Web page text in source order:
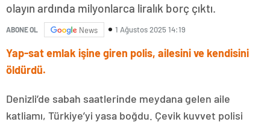
olayın ardında milyonlarca liralık borç çıktı.
ABONE OL News 1 Ağustos 2025 14:19
Yap-sat emlak işine giren polis, ailesini ve kendisini
öldürdü.
Denizli’de sabah saatlerinde meydana gelen aile
katliamı, Türkiye’yi yasa boğdu. Çevik kuvvet polisi